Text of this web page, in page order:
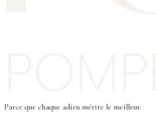
Parce que chaque adieu mérite le meilleur.